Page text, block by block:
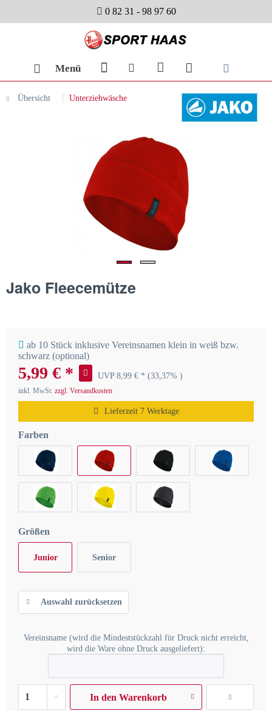
0 82 31 - 98 97 60
Menü
Übersicht Unterziehwäsche
Jako Fleecemütze
ab 10 Stück inklusive Vereinsnamen klein in weiß bzw.
schwarz (optional)
5,99 € * UVP 8,99 € * (33,37% )
inkl. MwSt. zzgl. Versandkosten
Lieferzeit 7 Werktage
Farben
Größen
Junior Senior
Auswahl zurücksetzen
Vereinsname (wird die Mindeststückzahl für Druck nicht erreicht,
wird die Ware ohne Druck ausgeliefert):
In den Warenkorb